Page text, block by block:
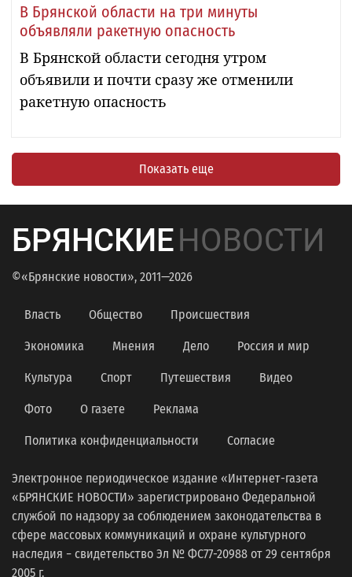
В Брянской области на три минуты
объявляли ракетную опасность
В Брянской области сегодня утром
объявили и почти сразу же отменили
ракетную опасность
Показать еще
БРЯНСКИЕНОВОСТИ
©«Брянские новости», 2011—2026
Власть Общество Происшествия
Экономика Мнения Дело Россия и мир
Культура Спорт Путешествия Видео
Фото О газете Реклама
Политика конфиденциальности Согласие
Электронное периодическое издание «Интернет-газета
«БРЯНСКИЕ НОВОСТИ» зарегистрировано Федеральной
службой по надзору за соблюдением законодательства в
сфере массовых коммуникаций и охране культурного
наследия − свидетельство Эл № ФС77-20988 от 29 сентября
2005 г.